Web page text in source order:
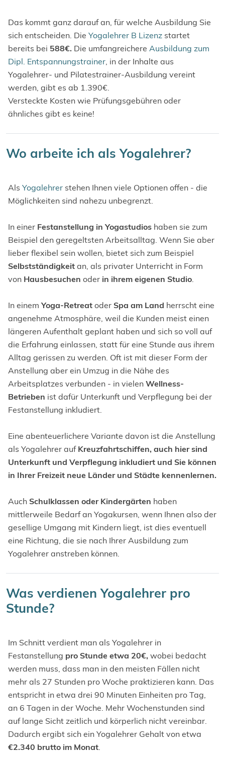
Das kommt ganz darauf an, für welche Ausbildung Sie
sich entscheiden. Die Yogalehrer B Lizenz startet
bereits bei 588€. Die umfangreichere Ausbildung zum
Dipl. Entspannungstrainer, in der Inhalte aus
Yogalehrer- und Pilatestrainer-Ausbildung vereint
werden, gibt es ab 1.390€.
Versteckte Kosten wie Prüfungsgebühren oder
ähnliches gibt es keine!
Wo arbeite ich als Yogalehrer?
Als Yogalehrer stehen Ihnen viele Optionen offen - die
Möglichkeiten sind nahezu unbegrenzt.
In einer Festanstellung in Yogastudios haben sie zum
Beispiel den geregeltsten Arbeitsalltag. Wenn Sie aber
lieber flexibel sein wollen, bietet sich zum Beispiel
Selbstständigkeit an, als privater Unterricht in Form
von Hausbesuchen oder in ihrem eigenen Studio.
In einemYoga-Retreat oder Spa am Land herrscht eine
angenehme Atmosphäre, weil die Kunden meist einen
längeren Aufenthalt geplant haben und sich so voll auf
die Erfahrung einlassen, statt für eine Stunde aus ihrem
Alltag gerissen zu werden. Oft ist mit dieser Form der
Anstellung aber ein Umzug in die Nähe des
Arbeitsplatzes verbunden - in vielen Wellness-
Betrieben ist dafür Unterkunft und Verpflegung bei der
Festanstellung inkludiert.
Eine abenteuerlichere Variante davon ist die Anstellung
als Yogalehrer auf Kreuzfahrtschiffen, auch hier sind
Unterkunft und Verpflegung inkludiert und Sie können
in Ihrer Freizeit neue Länder und Städte kennenlernen.
Auch Schulklassen oder Kindergärten haben
mittlerweile Bedarf an Yogakursen, wenn Ihnen also der
gesellige Umgang mit Kindern liegt, ist dies eventuell
eine Richtung, die sie nach Ihrer Ausbildung zum
Yogalehrer anstreben können.
Was verdienen Yogalehrer pro
Stunde?
Im Schnitt verdient man als Yogalehrer in
Festanstellung pro Stunde etwa 20€, wobei bedacht
werden muss, dass man in den meisten Fällen nicht
mehr als 27 Stunden pro Woche praktizieren kann. Das
entspricht in etwa drei 90 Minuten Einheiten pro Tag,
an 6 Tagen in der Woche. Mehr Wochenstunden sind
auf lange Sicht zeitlich und körperlich nicht vereinbar.
Dadurch ergibt sich ein Yogalehrer Gehalt von etwa
€2.340 brutto im Monat.